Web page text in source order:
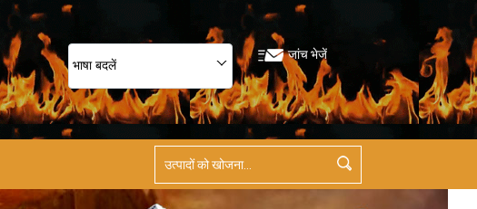
जांच भेजें
भाषा बदलें